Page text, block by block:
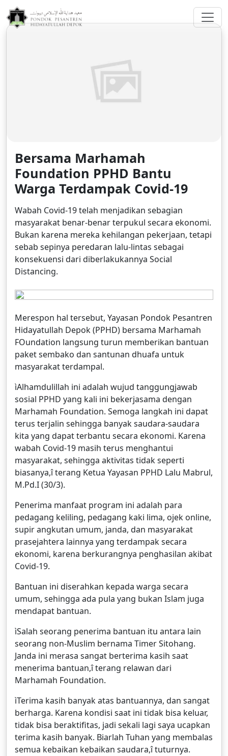
greenberggrossllp.com
Bersama Marhamah
Foundation PPHD Bantu
Warga Terdampak Covid-19
Wabah Covid-19 telah menjadikan sebagian
masyarakat benar-benar terpukul secara ekonomi.
Bukan karena mereka kehilangan pekerjaan, tetapi
sebab sepinya peredaran lalu-lintas sebagai
konsekuensi dari diberlakukannya Social
Distancing.
Merespon hal tersebut, Yayasan Pondok Pesantren
Hidayatullah Depok (PPHD) bersama Marhamah
FOundation langsung turun memberikan bantuan
paket sembako dan santunan dhuafa untuk
masyarakat terdampal.
ìAlhamdulillah ini adalah wujud tanggungjawab
sosial PPHD yang kali ini bekerjasama dengan
Marhamah Foundation. Semoga langkah ini dapat
terus terjalin sehingga banyak saudara-saudara
kita yang dapat terbantu secara ekonomi. Karena
wabah Covid-19 masih terus menghantui
masyarakat, sehingga aktivitas tidak seperti
biasanya,î terang Ketua Yayasan PPHD Lalu Mabrul,
M.Pd.I (30/3).
Penerima manfaat program ini adalah para
pedagang keliling, pedagang kaki lima, ojek online,
supir angkutan umum, janda, dan masyarakat
prasejahtera lainnya yang terdampak secara
ekonomi, karena berkurangnya penghasilan akibat
Covid-19.
Bantuan ini diserahkan kepada warga secara
umum, sehingga ada pula yang bukan Islam juga
mendapat bantuan.
ìSalah seorang penerima bantuan itu antara lain
seorang non-Muslim bernama Timer Sitohang.
Janda ini merasa sangat berterima kasih saat
menerima bantuan,î terang relawan dari
Marhamah Foundation.
ìTerima kasih banyak atas bantuannya, dan sangat
berharga. Karena kondisi saat ini tidak bisa keluar,
tidak bisa beraktifitas, jadi sekali lagi saya ucapkan
terima kasih banyak. Biarlah Tuhan yang membalas
semua kebaikan kebaikan saudara,î tuturnya.